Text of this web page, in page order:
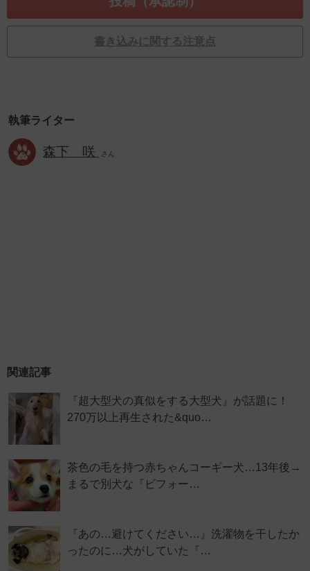
書き込みに関する注意点
執筆ライター
森下 咲 さん
関連記事
『超大型犬の真似をする大型犬』が話題に！
270万以上再生された&quo…
茶色の毛を持つ赤ちゃんコーギー犬…13年後→
まるで別犬な『ビフォー…
『あの…避けてください…』洗濯物を干したか
ったのに…犬がしていた『…